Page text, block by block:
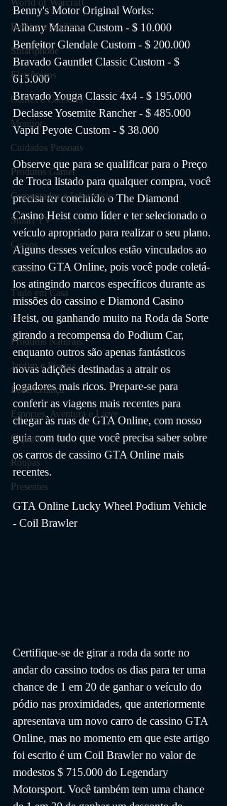
World of Warcraft
Review e Análise
Smartphone
Eletrônicos
Games e Consoles
Monitor
Cuidados Pessoais
Produtos Gamer
Computador e Informática
Smart TV
Cursos
Beleza
Tudo em Casa
casa
Produtos Naturais
Jardim e Piscina
Bebê/Criança
Esportes, Aventura e Lazer
Cupom
Roupas
Presentes
Benny's Motor Original Works:
Albany Manana Custom - $ 10.000
Benfeitor Glendale Custom - $ 200.000
Bravado Gauntlet Classic Custom - $
615.000
Bravado Youga Classic 4x4 - $ 195.000
Declasse Yosemite Rancher - $ 485.000
Vapid Peyote Custom - $ 38.000
Observe que para se qualificar para o Preço
de Troca listado para qualquer compra, você
precisa ter concluído o The Diamond
Casino Heist como líder e ter selecionado o
veículo apropriado para realizar o seu plano.
Alguns desses veículos estão vinculados ao
cassino GTA Online, pois você pode coletá-
los atingindo marcos específicos durante as
missões do cassino e Diamond Casino
Heist, ou ganhando muito na Roda da Sorte
girando a recompensa do Podium Car,
enquanto outros são apenas fantásticos
novas adições destinadas a atrair os
jogadores mais ricos. Prepare-se para
conferir as viagens mais recentes para
chegar às ruas de GTA Online, com nosso
guia com tudo que você precisa saber sobre
os carros de cassino GTA Online mais
recentes.
GTA Online Lucky Wheel Podium Vehicle
- Coil Brawler
Certifique-se de girar a roda da sorte no
andar do cassino todos os dias para ter uma
chance de 1 em 20 de ganhar o veículo do
pódio nas proximidades, que anteriormente
apresentava um novo carro de cassino GTA
Online, mas no momento em que este artigo
foi escrito é um Coil Brawler no valor de
modestos $ 715.000 do Legendary
Motorsport. Você também tem uma chance